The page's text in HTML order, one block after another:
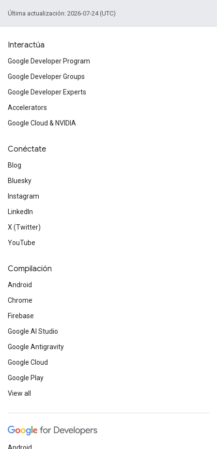
Última actualización: 2026-07-24 (UTC)
Interactúa
Google Developer Program
Google Developer Groups
Google Developer Experts
Accelerators
Google Cloud & NVIDIA
Conéctate
Blog
Bluesky
Instagram
LinkedIn
X (Twitter)
YouTube
Compilación
Android
Chrome
Firebase
Google AI Studio
Google Antigravity
Google Cloud
Google Play
View all